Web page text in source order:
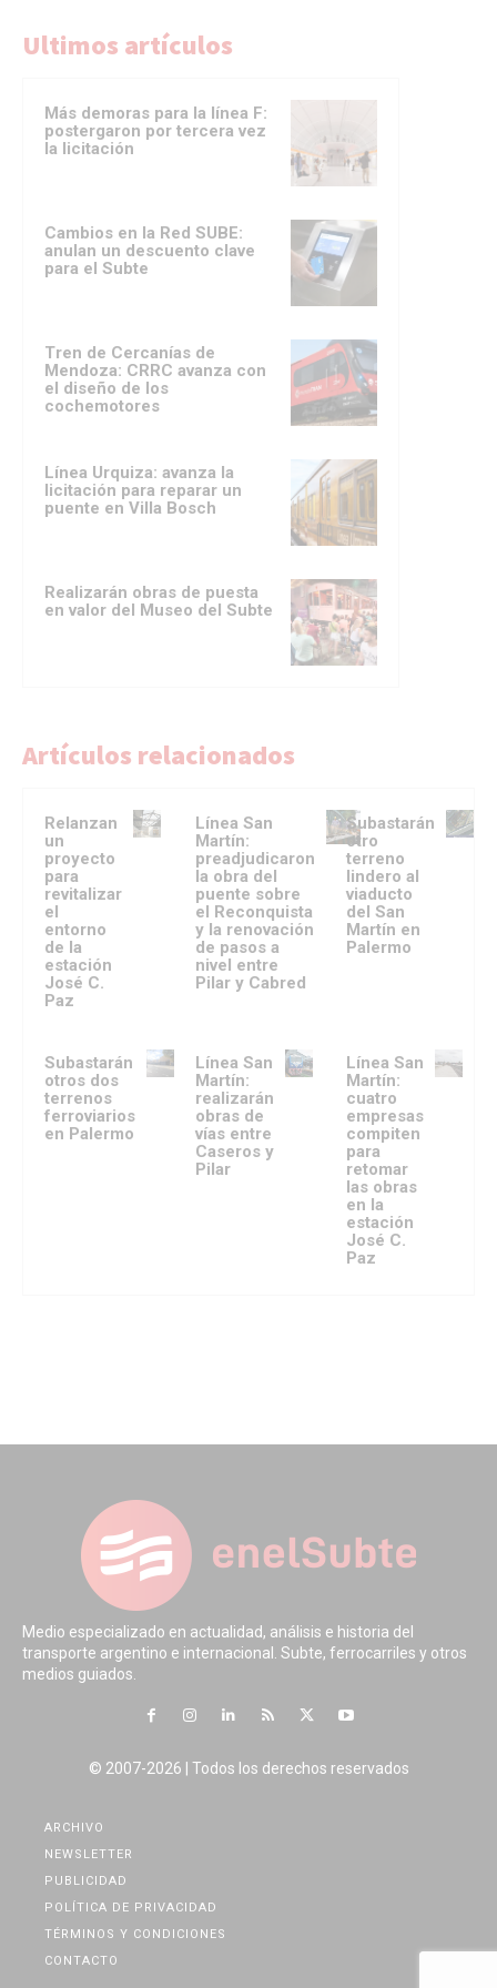
Ultimos artículos
Más demoras para la línea F:
postergaron por tercera vez
la licitación
Cambios en la Red SUBE:
anulan un descuento clave
para el Subte
Tren de Cercanías de
Mendoza: CRRC avanza con
el diseño de los
cochemotores
Línea Urquiza: avanza la
licitación para reparar un
puente en Villa Bosch
Realizarán obras de puesta
en valor del Museo del Subte
Artículos relacionados
Relanzan
un
proyecto
para
revitalizar
el
entorno
de la
estación
José C.
Paz
Línea San
Martín:
preadjudicaron
la obra del
puente sobre
el Reconquista
y la renovación
de pasos a
nivel entre
Pilar y Cabred
Subastarán
otro
terreno
lindero al
viaducto
del San
Martín en
Palermo
Subastarán
otros dos
terrenos
ferroviarios
en Palermo
Línea San
Martín:
realizarán
obras de
vías entre
Caseros y
Pilar
Línea San
Martín:
cuatro
empresas
compiten
para
retomar
las obras
en la
estación
José C.
Paz
Medio especializado en actualidad, análisis e historia del
transporte argentino e internacional. Subte, ferrocarriles y otros
medios guiados.
© 2007-2026 | Todos los derechos reservados
ARCHIVO
NEWSLETTER
PUBLICIDAD
POLÍTICA DE PRIVACIDAD
TÉRMINOS Y CONDICIONES
CONTACTO